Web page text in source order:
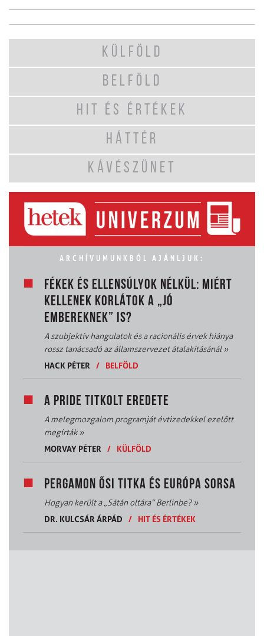
KÜLFÖLD
BELFÖLD
HIT ÉS ÉRTÉKEK
HÁTTÉR
KÁVÉSZÜNET
ARCHÍVUMUNKBÓL AJÁNLJUK:
FÉKEK ÉS ELLENSÚLYOK NÉLKÜL: MIÉRT
KELLENEK KORLÁTOK A „JÓ
EMBEREKNEK” IS?
A szubjektív hangulatok és a racionális érvek hiánya
rossz tanácsadó az államszervezet átalakításánál»
HACK PÉTER
/ BELFÖLD
A PRIDE TITKOLT EREDETE
A melegmozgalom programját évtizedekkel ezelőtt
megírták»
MORVAY PÉTER
/ KÜLFÖLD
PERGAMON ŐSI TITKA ÉS EURÓPA SORSA
Hogyan került a „Sátán oltára” Berlinbe?»
DR. KULCSÁR ÁRPÁD
/ HIT ÉS ÉRTÉKEK